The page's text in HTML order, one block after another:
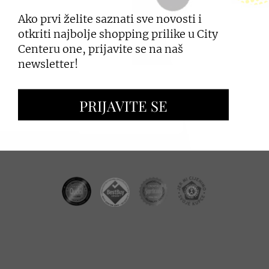
PRIJAVI SE
ZAKUP PROSTORA
OGLAŠAVANJE I PROMOCIJE
Ako prvi želite saznati sve novosti i
otkriti najbolje shopping prilike u City
Centeru one, prijavite se na naš
newsletter!
PRIJAVITE SE